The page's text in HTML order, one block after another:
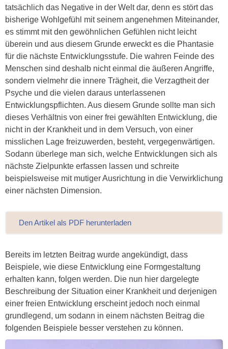
tatsächlich das Negative in der Welt dar, denn es stört das
bisherige Wohlgefühl mit seinem angenehmen Miteinander,
es stimmt mit den gewöhnlichen Gefühlen nicht leicht
überein und aus diesem Grunde erweckt es die Phantasie
für die nächste Entwicklungsstufe. Die wahren Feinde des
Menschen sind deshalb nicht einmal die äußeren Angriffe,
sondern vielmehr die innere Trägheit, die Verzagtheit der
Psyche und die vielen daraus unterlassenen
Entwicklungspflichten. Aus diesem Grunde sollte man sich
dieses Verhältnis von einer frei gewählten Entwicklung, die
nicht in der Krankheit und in dem Versuch, von einer
misslichen Lage freizuwerden, besteht, vergegenwärtigen.
Sodann überlege man sich, welche Entwicklungen sich als
nächste Zielpunkte erfassen lassen und schreite
beispielsweise mit mutiger Ausrichtung in die Verwirklichung
einer nächsten Dimension.
Den Artikel als PDF herunterladen
Bereits im letzten Beitrag wurde angekündigt, dass
Beispiele, wie diese Entwicklung eine Formgestaltung
erhalten kann, folgen werden. Die nun hier dargelegte
Beschreibung der Situation einer Krankheit und derjenigen
einer freien Entwicklung erscheint jedoch noch einmal
grundlegend, um sodann in einem nächsten Beitrag die
folgenden Beispiele besser verstehen zu können.